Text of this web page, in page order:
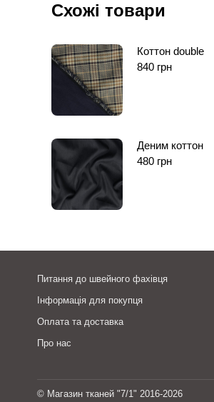
Схожі товари
Коттон double
840 грн
Деним коттон
480 грн
Питання до швейного фахівця
Інформація для покупця
Оплата та доставка
Про нас
© Магазин тканей "7/1" 2016-2026